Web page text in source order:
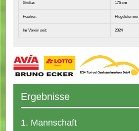
Größe: 175 cm
Position: Flügelstürmer
Im Verein seit: 2024
Ergebnisse
1. Mannschaft